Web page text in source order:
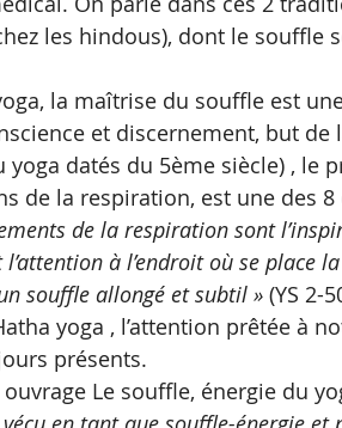
les hindous), dont le souffle
la maîtrise du souffle est
et discernement, but
yoga datés du 5ème siècle) , le
de la respiration, est une des 8
de la respiration sont
à l’endroit où se place
souffle allongé et subtil » (YS 2-
yoga , l’attention prêtée à
présents.
Le souffle, énergie du